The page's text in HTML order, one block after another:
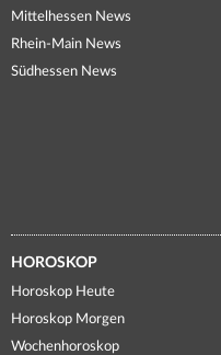
Mittelhessen News
Rhein-Main News
Südhessen News
HOROSKOP
Horoskop Heute
Horoskop Morgen
Wochenhoroskop